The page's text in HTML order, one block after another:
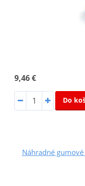
9,46 €
Do
Náhradné gumové